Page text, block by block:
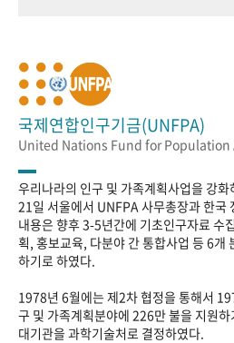
국제연합인구기금(UNFPA)
United Nations Fund for Population
우리나라의 인구 및 가족계획사업을 강
21일 서울에서 UNFPA 사무총장과 한국
내용은 향후 3-5년간에 기초인구자료 수
획, 홍보교육, 다분야 간 통합사업 등 6개
하기로 하였다.
1978년 6월에는 제2차 협정을 통해서
구 및 가족계획분야에 226만 불을 지원
대기관을 과학기술처로 결정하였다.